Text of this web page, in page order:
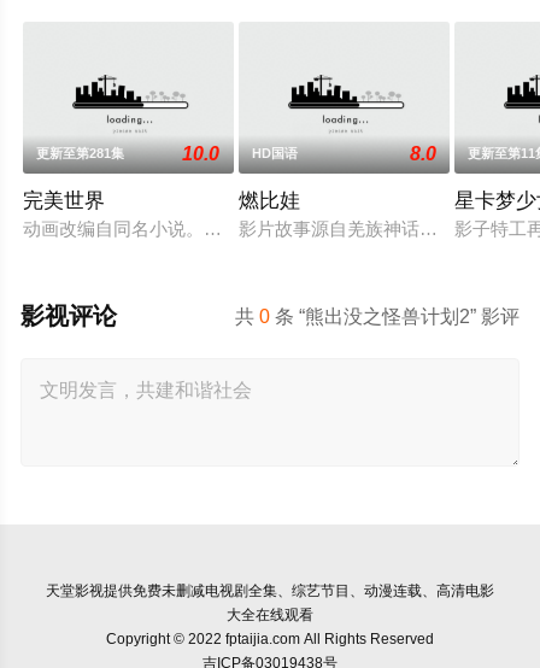
更新至第281集 10.0
完美世界
动画改编自同名小说。他为修道而生，为应劫而至，他身化亿万
HD国语 8.0
燃比娃
影片故事源自羌族神话，讲述了一只
更新至第11
星卡梦
影子特工
共0 条 “熊出没之怪兽计划2” 影评
影视评论
天堂影视提供免费未删减电视剧全集、综艺节目、动漫连载、高清电影
大全在线观看
Copyright © 2022 fptaijia.com All Rights Reserved
吉ICP备03019438号